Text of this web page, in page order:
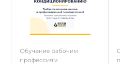
Обучение рабочим
профессиям